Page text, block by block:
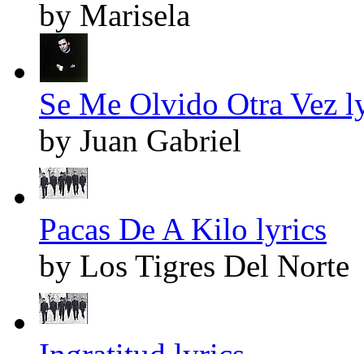
by Marisela
Se Me Olvido Otra Vez
by Juan Gabriel
Pacas De A Kilo lyrics
by Los Tigres Del Norte